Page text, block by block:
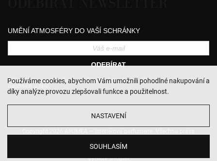
Používáme cookies, abychom Vám umožnili pohodlné nakupování a
díky analýze provozu zlepšovali funkce a použitelnost.
NASTAVENÍ
SOUHLASÍM
UMĚNÍ ATMOSFÉRY DO VAŠÍ SCHRÁNKY
ODEBÍRAT
Přihlášením souhlasíte se zasíláním obchodních sdělení a se zpracováním
Vytvořil Shoptet